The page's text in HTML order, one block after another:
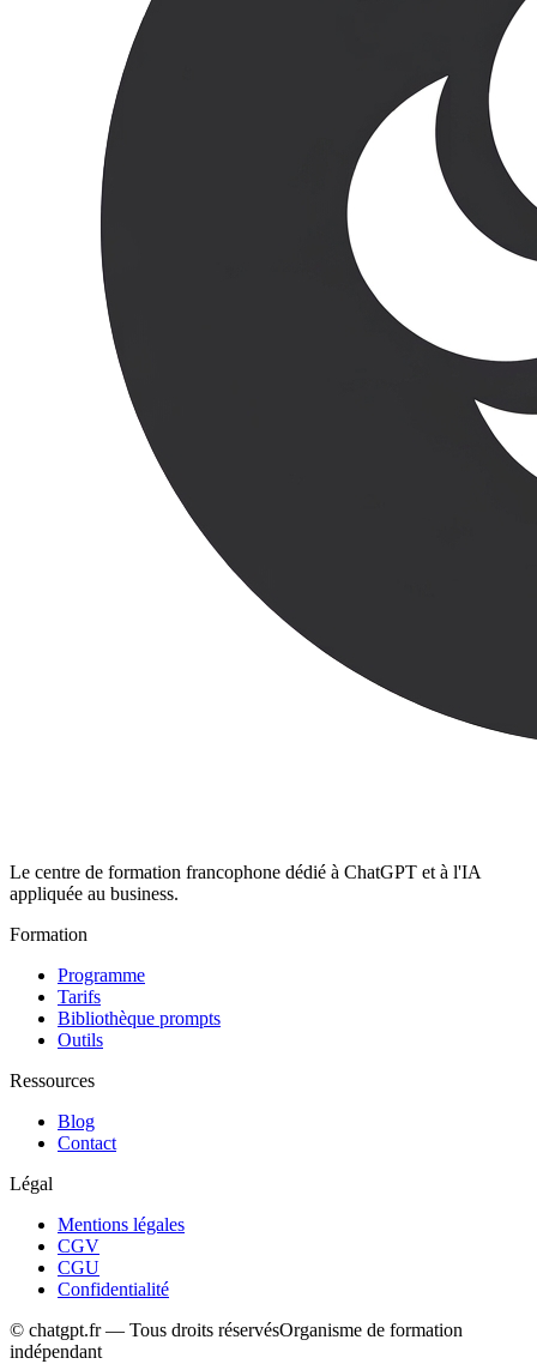
Le centre de formation francophone dédié à ChatGPT et à l'IA
appliquée au business.
Formation
Programme
Tarifs
Bibliothèque prompts
Outils
Ressources
Blog
Contact
Légal
Mentions légales
CGV
CGU
Confidentialité
© chatgpt.fr — Tous droits réservésOrganisme de formation
indépendant